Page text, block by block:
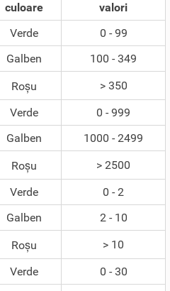
culoare
valori
Verde
0 - 99
Galben
100 - 349
Roșu > 350
Verde
0 - 999
Galben
1000 - 2499
Roșu > 2500
Verde
0 - 2
Galben
2 - 10
Roșu > 10
Verde
0 - 30